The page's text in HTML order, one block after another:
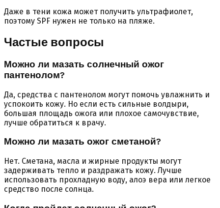
Даже в тени кожа может получить ультрафиолет,
поэтому SPF нужен не только на пляже.
Частые вопросы
Можно ли мазать солнечный ожог
пантенолом?
Да, средства с пантенолом могут помочь увлажнить и
успокоить кожу. Но если есть сильные волдыри,
большая площадь ожога или плохое самочувствие,
лучше обратиться к врачу.
Можно ли мазать ожог сметаной?
Нет. Сметана, масла и жирные продукты могут
задерживать тепло и раздражать кожу. Лучше
использовать прохладную воду, алоэ вера или легкое
средство после солнца.